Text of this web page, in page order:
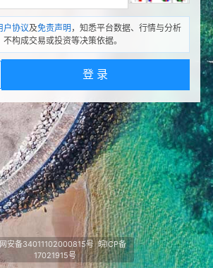
户协议及免责声明，知悉平台数据、行情与分析
构成交易或投资等决策依据。
登 录
安备34011102000815号 皖ICP备
17021915号